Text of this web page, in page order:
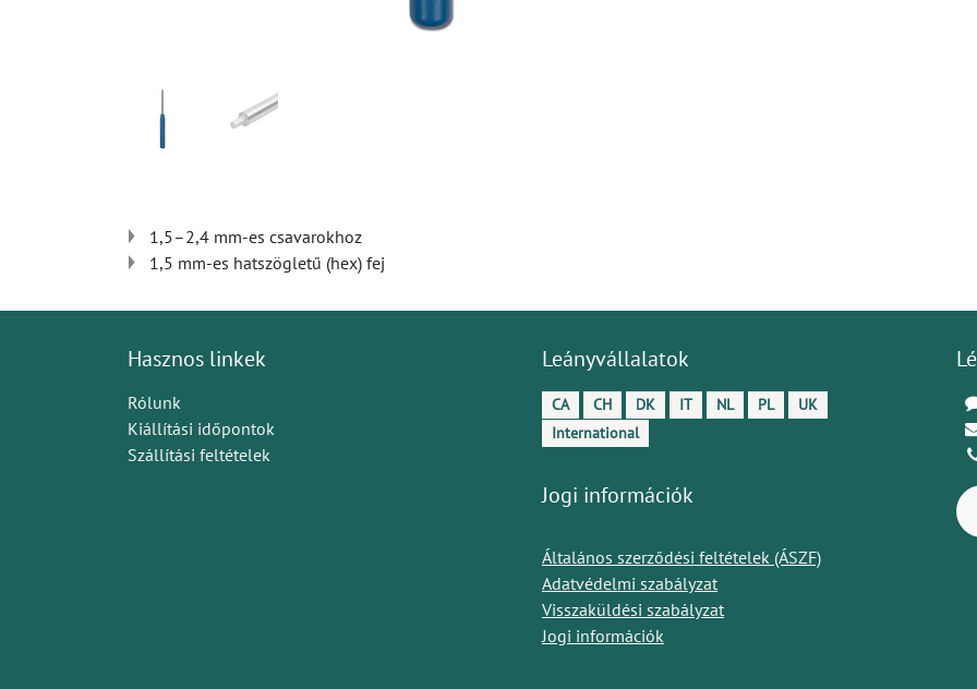
1,5–2,4 mm-es csavarokhoz
1,5 mm-es hatszögletű (hex) fej
Hasznos linkek
Rólunk
Kiállítási időpontok
Szállítási feltételek
Leányvállalatok
CA CH DK IT NL PL
UK
International
Jogi információk
Általános szerződési feltételek (ÁSZF)
Adatvédelmi szabályzat
Visszaküldési szabályzat
Jogi információk